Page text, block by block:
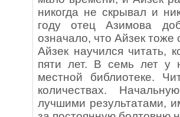
никогда не скрывал и
году отец Азимова
означало, что Айзек
Айзек научился читать,
пяти лет. В семь лет у
местной библиотеке.
количествах.
лучшими результатами,